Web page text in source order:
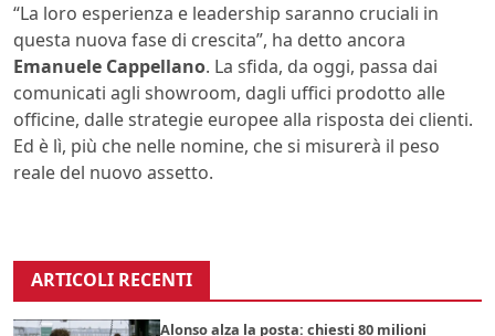
“La loro esperienza e leadership saranno cruciali in
questa nuova fase di crescita”, ha detto ancora
Emanuele Cappellano. La sfida, da oggi, passa dai
comunicati agli showroom, dagli uffici prodotto alle
officine, dalle strategie europee alla risposta dei clienti.
Ed è lì, più che nelle nomine, che si misurerà il peso
reale del nuovo assetto.
ARTICOLI RECENTI
Alonso alza la posta: chiesti 80 milioni